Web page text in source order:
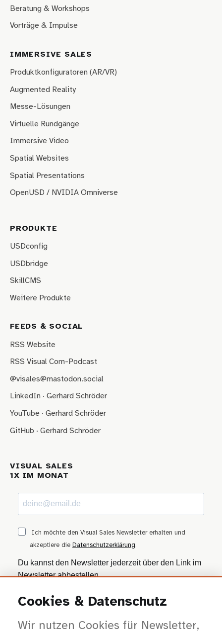
Beratung & Workshops
Vorträge & Impulse
IMMERSIVE SALES
Produktkonfiguratoren (AR/VR)
Augmented Reality
Messe-Lösungen
Virtuelle Rundgänge
Immersive Video
Spatial Websites
Spatial Presentations
OpenUSD / NVIDIA Omniverse
PRODUKTE
USDconfig
USDbridge
SkillCMS
Weitere Produkte
FEEDS & SOCIAL
RSS Website
RSS Visual Com-Podcast
@visales@mastodon.social
LinkedIn · Gerhard Schröder
YouTube · Gerhard Schröder
GitHub · Gerhard Schröder
VISUAL SALES
1X IM MONAT
Ich möchte den Visual Sales Newsletter erhalten und
akzeptiere die Datenschutzerklärung.
Du kannst den Newsletter jederzeit über den Link im
Newsletter abbestellen.
ANMELDEN
Wir nutzen Brevo als Marketing-Plattform. Mit dem Absenden stimmst du zu, dass
Cookies & Datenschutz
Wir nutzen Cookies für Newsletter,